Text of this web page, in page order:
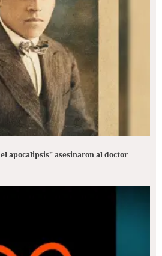
apocalipsis" asesinaron al doctor